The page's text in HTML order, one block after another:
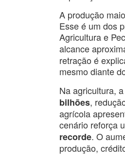
A produção
Esse é um dos
Agricultura e
alcance
retração é
mesmo diante
Na agricultura,
bilhões,
agrícola
cenário reforça
recorde. O
produção,